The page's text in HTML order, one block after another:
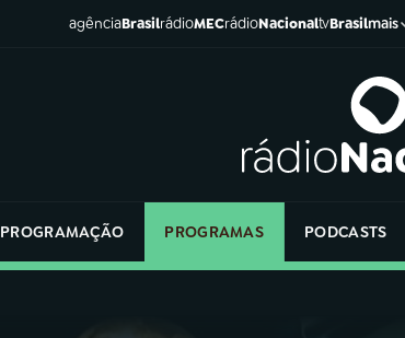
agênciaBrasilrádioMECrádioNacionaltvBrasilmais
PROGRAMAÇÃO PROGRAMAS PODCASTS